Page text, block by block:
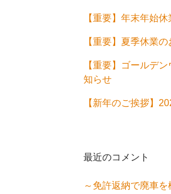
【重要】年末年始
【重要】夏季休業
【重要】ゴールデ
知らせ
【新年のご挨拶】
最近のコメント
～免許返納で廃車